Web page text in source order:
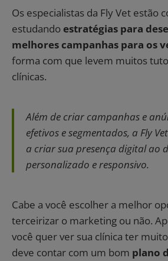
Os especialistas da Fly Vet estão
estudando estratégias para
melhores campanhas para os
forma com que levem muitos
clínicas.
Além de criar campanhas e
efetivos e segmentados, a Fly
a criar sua presença digital ao
personalizado e responsivo.
Cabe a você escolher a melhor
terceirizar o marketing ou não.
você quer ver sua clínica ter
deve contar com um bom plano